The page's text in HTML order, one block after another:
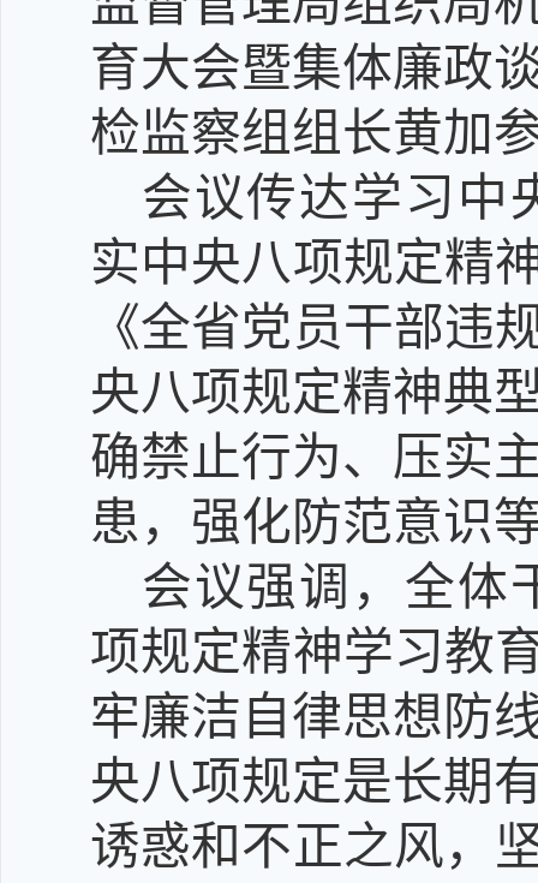
育大会暨集体廉政
检监察组组长黄加
会议传达学习中
实中央八项规定精
《全省党员干部违
央八项规定精神典
确禁止行为、压实
患，强化防范意识
会议强调，全体
项规定精神学习教
牢廉洁自律思想防
央八项规定是长期
诱惑和不正之风，